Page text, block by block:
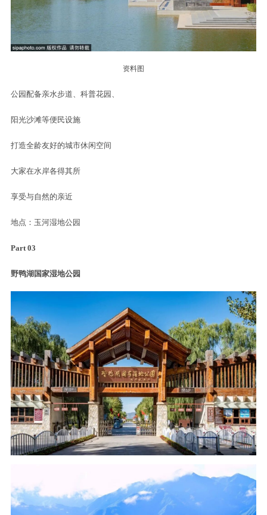
实现水利基础设施与景观设计深度融合
资料图
公园配备亲水步道、科普花园、
阳光沙滩等便民设施
大家在水岸各得其所